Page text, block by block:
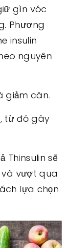
gìn vóc
Phương
insulin
nguyên
giảm cân.
từ đó gây
Thinsulin sẽ
vượt qua
lựa chọn